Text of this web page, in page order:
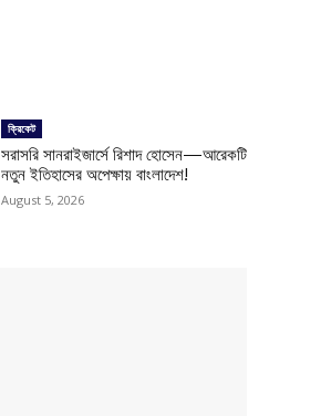
ক্রিকেট
সরাসরি সানরাইজার্সে রিশাদ হোসেন—আরেকটি
নতুন ইতিহাসের অপেক্ষায় বাংলাদেশ!
August 5, 2026